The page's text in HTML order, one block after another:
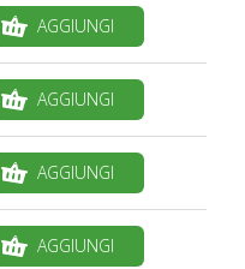
AGGIUNGI
AGGIUNGI
AGGIUNGI
AGGIUNGI